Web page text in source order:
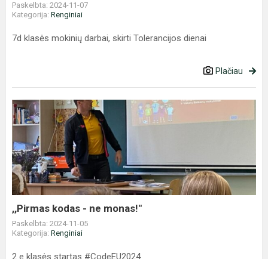
Paskelbta: 2024-11-07
Kategorija: Renginiai
7d klasės mokinių darbai, skirti Tolerancijos dienai
Plačiau
,,Pirmas
kodas
ne
monas!"
,,Pirmas kodas - ne monas!"
Paskelbta: 2024-11-05
Kategorija: Renginiai
2 e klasės startas #CodeEU2024